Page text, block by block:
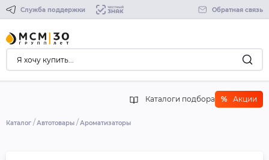
Служба поддержки Обратная связь
Каталоги подбора % Акции
Каталог Автотовары Ароматизаторы